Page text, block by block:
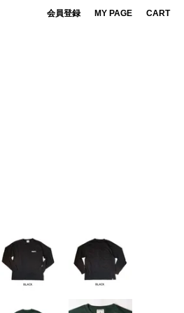
CART
MY PAGE
会員登録